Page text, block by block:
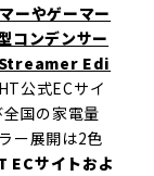
ーやゲーマー
コンデンサー
Edi
公式ECサイ
国の家電量
ー展開は2色
ECサイトおよ